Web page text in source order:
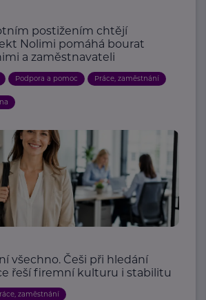
postižením chtějí
Nolimi pomáhá bourat
a zaměstnavateli
Podpora a pomoc Práce, zaměstnání
všechno. Češi při hledání
řeší firemní kulturu i stabilitu
zaměstnání